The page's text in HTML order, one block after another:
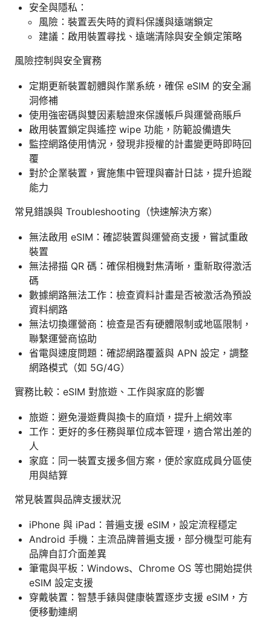
安全與隱私：
風險：裝置丟失時的資料保護與遠端鎖定
建議：啟用裝置尋找、遠端清除與安全鎖定策略
風險控制與安全實務
定期更新裝置韌體與作業系統，確保 eSIM 的安全漏
洞修補
使用強密碼與雙因素驗證來保護帳戶與運營商賬戶
啟用裝置鎖定與遙控 wipe 功能，防範設備遺失
監控網路使用情況，發現非授權的計畫變更時即時回
覆
對於企業裝置，實施集中管理與審計日誌，提升追蹤
能力
常見錯誤與 Troubleshooting（快速解決方案）
無法啟用 eSIM：確認裝置與運營商支援，嘗試重啟
裝置
無法掃描 QR 碼：確保相機對焦清晰，重新取得激活
碼
數據網路無法工作：檢查資料計畫是否被激活為預設
資料網路
無法切換運營商：檢查是否有硬體限制或地區限制，
聯繫運營商協助
省電與速度問題：確認網路覆蓋與 APN 設定，調整
網路模式（如 5G/4G）
實務比較：eSIM 對旅遊、工作與家庭的影響
旅遊：避免漫遊費與換卡的麻煩，提升上網效率
工作：更好的多任務與單位成本管理，適合常出差的
人
家庭：同一裝置支援多個方案，便於家庭成員分區使
用與結算
常見裝置與品牌支援狀況
iPhone 與 iPad：普遍支援 eSIM，設定流程穩定
Android 手機：主流品牌普遍支援，部分機型可能有
品牌自訂介面差異
筆電與平板：Windows、Chrome OS 等也開始提供
eSIM 設定支援
穿戴裝置：智慧手錶與健康裝置逐步支援 eSIM，方
便移動連網